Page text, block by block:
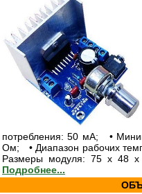
потребления: 50 мА; •
Ом; • Диапазон рабочих
Размеры модуля: 75 х 48
Подробнее...